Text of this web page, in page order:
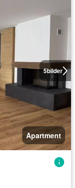
5bilder
Apartment